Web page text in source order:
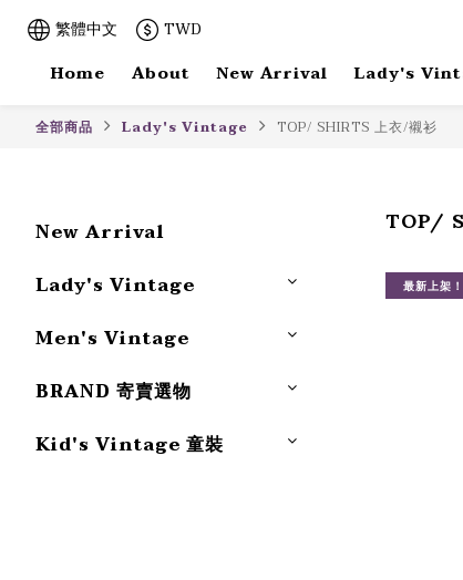
繁體中文
TWD
Home
About New Arrival Lady's
全部商品 Lady's Vintage TOP/ SHIRTS 上衣/襯衫
New Arrival
Lady's Vintage
Men's Vintage
BRAND 寄賣選物
Kid's Vintage 童裝
TOP/
最新上架！